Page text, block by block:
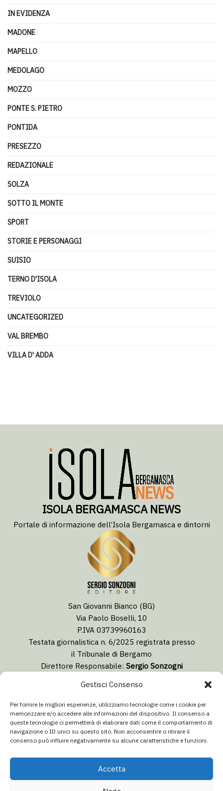
Gestisci Consenso
Per fornire le migliori esperienze, utilizziamo tecnologie come i cookie per
memorizzare e/o accedere alle informazioni del dispositivo. Il consenso a
queste tecnologie ci permetterà di elaborare dati come il comportamento di
navigazione o ID unici su questo sito. Non acconsentire o ritirare il
consenso può influire negativamente su alcune caratteristiche e funzioni.
Accetta
IN EVIDENZA
MADONE
MAPELLO
MEDOLAGO
MOZZO
PONTE S. PIETRO
PONTIDA
PRESEZZO
REDAZIONALE
SOLZA
SOTTO IL MONTE
SPORT
STORIE E PERSONAGGI
SUISIO
TERNO D'ISOLA
TREVIOLO
UNCATEGORIZED
VAL BREMBO
VILLA D' ADDA
ISOLA BERGAMASCA NEWS
Portale di informazione dell’Isola Bergamasca e dintorni
San Giovanni Bianco (BG)
Via Paolo Boselli, 10
P.IVA 03739960163
Testata giornalistica n. 6/2025 registrata presso
il Tribunale di Bergamo
Direttore Responsabile: Sergio Sonzogni
redazione@isolabergamascanews.it
info@italiacommunication.com
Telefono: 0345 41834